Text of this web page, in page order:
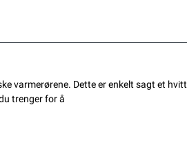
varmerørene. Dette er enkelt sagt et
trenger for å